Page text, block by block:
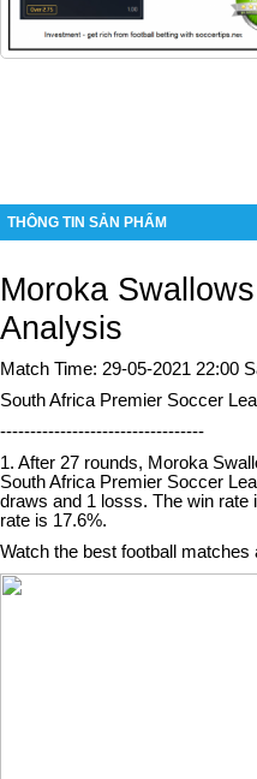
THÔNG TIN SẢN PHẨM
Moroka
Analysis
Match Time: 29-05-2021 22:00
South Africa Premier Soccer
----------------------------------
1. After 27 rounds, Moroka
South Africa Premier Soccer
draws and 1 losss. The win rate
rate is 17.6%.
Watch the best football matches